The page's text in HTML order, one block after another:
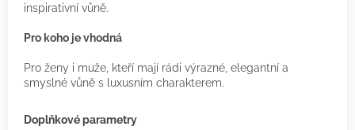
inspirativní vůně.
Pro koho je vhodná
Pro ženy i muže, kteří mají rádi výrazné, elegantní a
smyslné vůně s luxusním charakterem.
Doplňkové parametry